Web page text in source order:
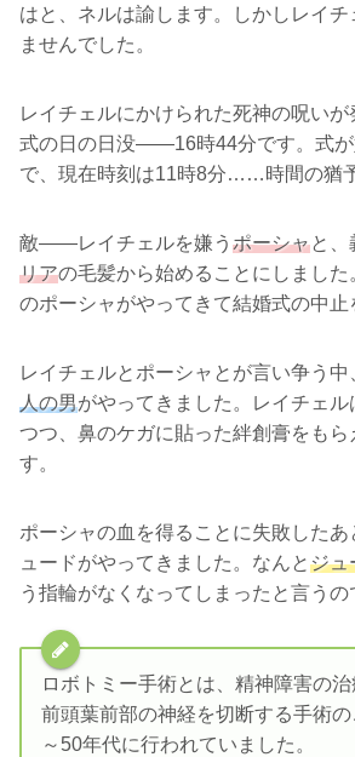
はと、ネルは諭します。しかしレイチ
ませんでした。
レイチェルにかけられた死神の呪い
式の日の日没――16時44分です。式
で、現在時刻は11時8分……時間の猶
敵――レイチェルを嫌う ポーシャと、
リアの毛髪から始めることにしました
のポーシャがやってきて結婚式の中止
レイチェルとポーシャとが言い争う中
人の男がやってきました。レイチェ
つつ、鼻のケガに貼った絆創膏をもら
す。
ポーシャの血を得ることに失敗した
ュードがやってきました。なんとジュ
う指輪がなくなってしまったと言うの
ロボトミー手術とは、精神障害の
前頭葉前部の神経を切断する手術
～50年代に行われていました。